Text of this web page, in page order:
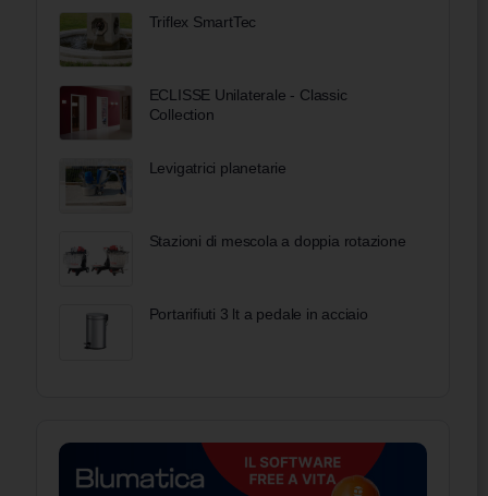
Triflex SmartTec
ECLISSE Unilaterale - Classic
Collection
Levigatrici planetarie
Stazioni di mescola a doppia rotazione
Portarifiuti 3 lt a pedale in acciaio